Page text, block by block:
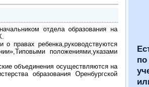
отдела образования на
о правах ребенка,руководствуются
положениями,указами
объединения осуществляются на
образования Оренбургской
по